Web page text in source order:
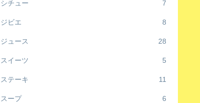
シチュー 7
ジビエ 8
ジュース 28
スイーツ 5
ステーキ 11
スープ 6